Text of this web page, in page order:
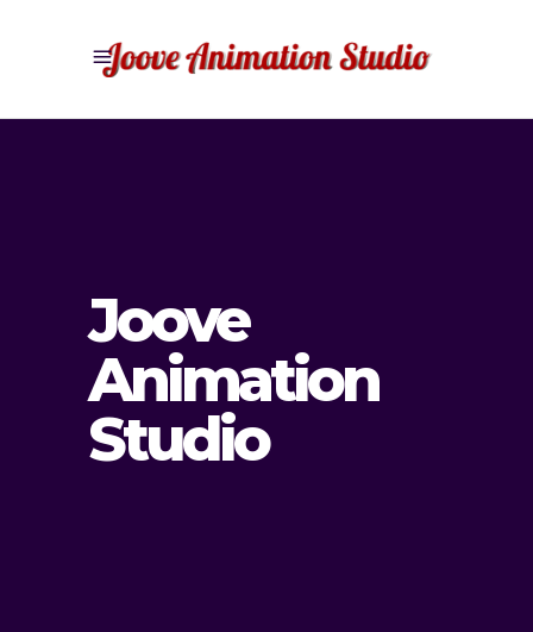
Joove
Animation
Studio